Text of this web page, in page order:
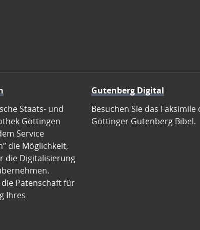
Staats- und
Göttingen
Service
die Möglichkeit,
die Digitalisierung
Patenschaft für
Ihres
Gutenberg Digital
Besuchen Sie das Faksimile
Göttinger Gutenberg Bibel.